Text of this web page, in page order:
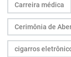
Carreira médica
Cerimônia de
cigarros